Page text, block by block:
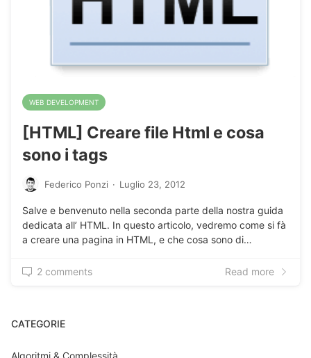
WEB DEVELOPMENT
[HTML] Creare file Html e cosa
sono i tags
Federico Ponzi · Luglio 23, 2012
Salve e benvenuto nella seconda parte della nostra guida
dedicata all’ HTML. In questo articolo, vedremo come si fà
a creare una pagina in HTML, e che cosa sono di…
2 comments Read more
CATEGORIE
Algoritmi & Complessità